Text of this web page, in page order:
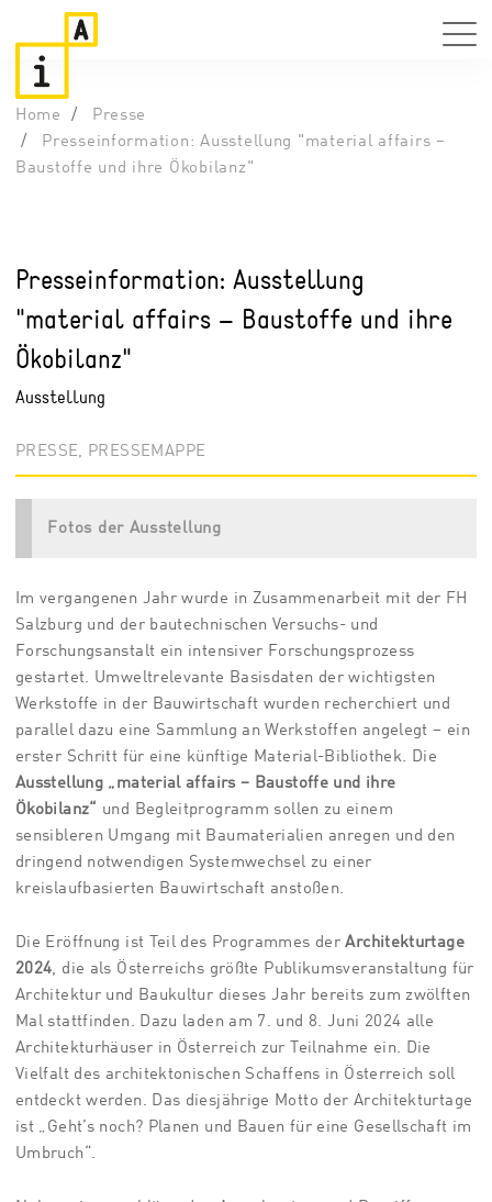
Home
Presse
Presseinformation: Ausstellung "material affairs –
Baustoffe und ihre Ökobilanz"
Presseinformation: Ausstellung
"material affairs – Baustoffe und ihre
Ökobilanz"
Ausstellung
PRESSE, PRESSEMAPPE
Fotos der Ausstellung
Im vergangenen Jahr wurde in Zusammenarbeit mit der FH
Salzburg und der bautechnischen Versuchs- und
Forschungsanstalt ein intensiver Forschungsprozess
gestartet. Umweltrelevante Basisdaten der wichtigsten
Werkstoffe in der Bauwirtschaft wurden recherchiert und
parallel dazu eine Sammlung an Werkstoffen angelegt – ein
erster Schritt für eine künftige Material-Bibliothek. Die
Ausstellung „material affairs – Baustoffe und ihre
Ökobilanz“ und Begleitprogramm sollen zu einem
sensibleren Umgang mit Baumaterialien anregen und den
dringend notwendigen Systemwechsel zu einer
kreislaufbasierten Bauwirtschaft anstoßen.
Die Eröffnung ist Teil des Programmes derArchitekturtage
2024 , die als Österreichs größte Publikumsveranstaltung für
Architektur und Baukultur dieses Jahr bereits zum zwölften
Mal stattfinden. Dazu laden am 7. und 8. Juni 2024 alle
Architekturhäuser in Österreich zur Teilnahme ein. Die
Vielfalt des architektonischen Schaffens in Österreich soll
entdeckt werden. Das diesjährige Motto der Architekturtage
ist „Geht’s noch? Planen und Bauen für eine Gesellschaft im
Umbruch“.